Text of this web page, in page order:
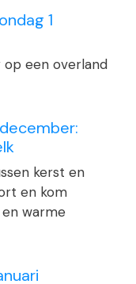
1
op een overland
kerst en
en kom
warme